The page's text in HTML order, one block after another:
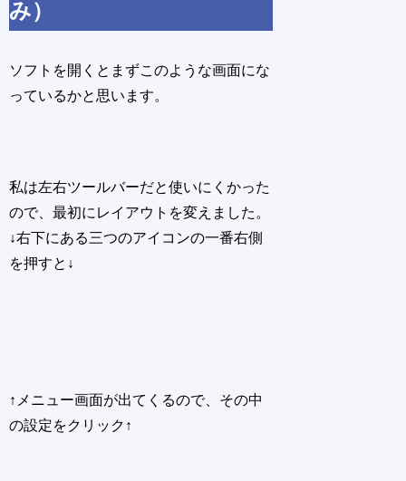
み）
ソフトを開くとまずこのような画面にな
っているかと思います。
私は左右ツールバーだと使いにくかった
ので、最初にレイアウトを変えました。
↓右下にある三つのアイコンの一番右側
を押すと↓
↑メニュー画面が出てくるので、その中
の設定をクリック↑